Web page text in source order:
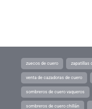
zuecos de cuero zapatillas
venta de cazadoras de cuero
sombreros de cuero vaqueros
sombreros de cuero chillán